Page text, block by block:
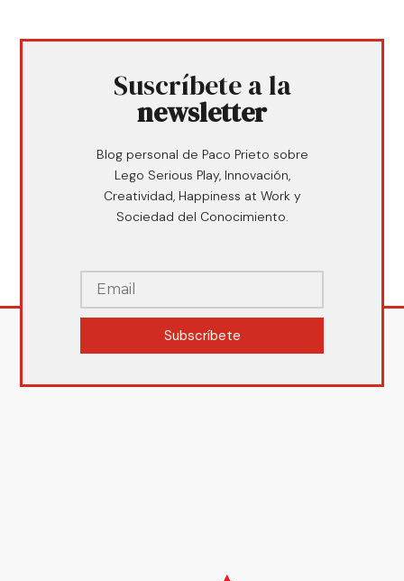
Suscríbete a la
newsletter
Blog personal de Paco Prieto sobre
Lego Serious Play, Innovación,
Creatividad, Happiness at Work y
Sociedad del Conocimiento.
Subscríbete